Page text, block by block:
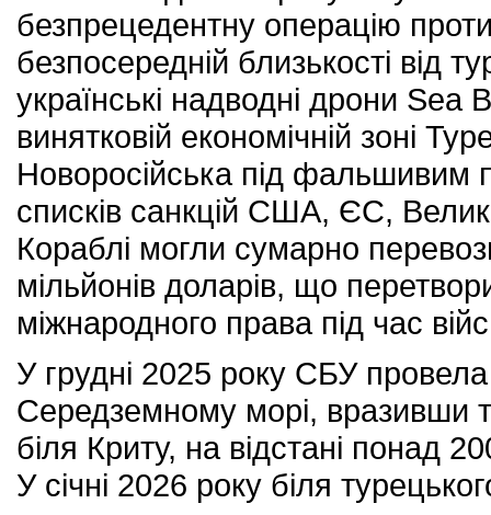
безпрецедентну операцію
безпосередній близькості від
українські надводні дрони
винятковій економічній зоні
Новоросійська під фальшивим
списків санкцій США, ЄС,
Кораблі могли сумарно
мільйонів доларів, що
міжнародного права під час
У грудні 2025 року СБУ
Середземному морі, вразивши
біля Криту, на відстані понад
У січні 2026 року біля